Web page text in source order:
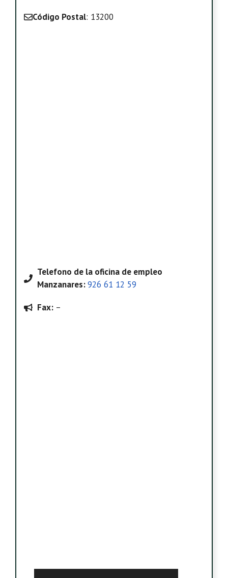
Código Postal: 13200
Telefono de la oficina de empleo
Manzanares:926 61 12 59
Fax: –